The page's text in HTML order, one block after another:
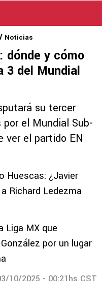
Noticias
dónde y cómo
3 del Mundial
su tercer
el Mundial Sub-
ver el partido EN
Huescas: ¿Javier
Richard Ledezma
Liga MX que
por un lugar